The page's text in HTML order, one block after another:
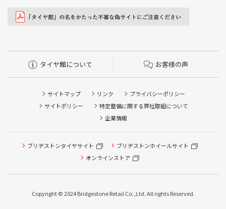
タイヤ館について お客様の声
サイトマップ リンク
プライバシーポリシー
サイトポリシー
特定整備に関する弊社取組について
企業情報
ブリヂストンタイヤサイト
ブリヂストンホイールサイト
オンラインストア
Copyright © 2024 Bridgestone Retail Co.,Ltd. All rights Reserved.
タイヤ点検・安全点検/タイヤ履き替え/オイル交換/その他
ピット作業の予約
本日のタイヤ履き替え順番待ち予約 ※クローク契約会員の